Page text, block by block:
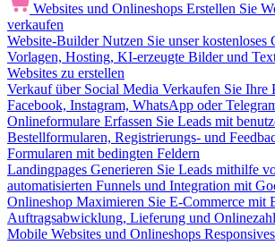
Websites und Onlineshops Erstellen Sie
verkaufen
Website-Builder Nutzen Sie unser kostenloses
Vorlagen, Hosting, KI-erzeugte Bilder und
Websites zu erstellen
Verkauf über Social Media Verkaufen Sie Ihre
Facebook, Instagram, WhatsApp oder
Onlineformulare Erfassen Sie Leads mit
Bestellformularen, Registrierungs- und
Formularen mit bedingten Feldern
Landingpages Generieren Sie Leads mithilfe
automatisierten Funnels und Integration mit
Onlineshop Maximieren Sie E-Commerce mit
Auftragsabwicklung, Lieferung und
Mobile Websites und Onlineshops